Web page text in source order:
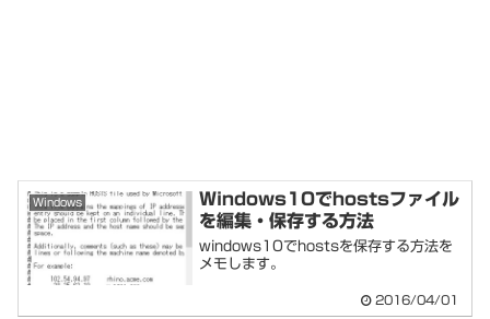
Windows
Windows10でhostsファイル
を編集・保存する方法
windows10でhostsを保存する方法を
メモします。
2016/04/01